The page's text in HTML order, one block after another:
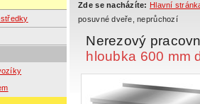
Zde se nacházíte: Hlavní
posuvné dveře, neprůchozí
Nerezový
hloubka 600 mm